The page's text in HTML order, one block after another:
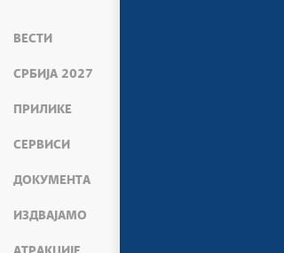
ВЕСТИ
СРБИЈА 2027
ПРИЛИКЕ
СЕРВИСИ
ДОКУМЕНТА
ИЗДВАЈАМО